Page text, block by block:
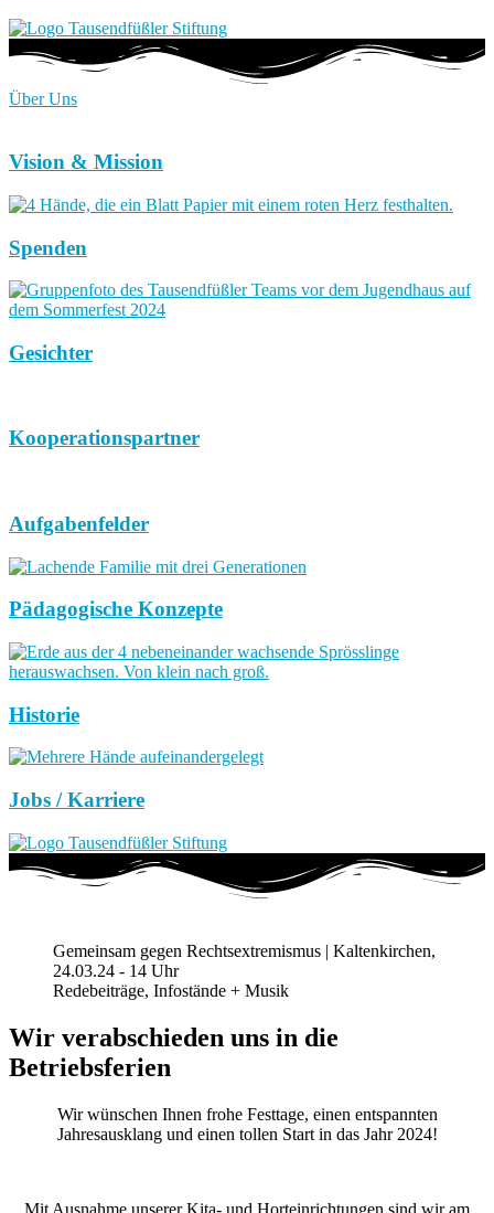
Über Uns
Vision & Mission
Spenden
Gesichter
Kooperationspartner
Aufgabenfelder
Pädagogische Konzepte
Historie
Jobs / Karriere
Gemeinsam gegen Rechtsextremismus | Kaltenkirchen,
24.03.24 - 14 Uhr
Redebeiträge, Infostände + Musik
Wir verabschieden uns in die
Betriebsferien
Wir wünschen Ihnen frohe Festtage, einen entspannten
Jahresausklang und einen tollen Start in das Jahr 2024!
Mit Ausnahme unserer Kita- und Horteinrichtungen sind wir am